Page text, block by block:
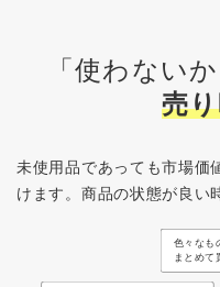
「使わない
売
未使用品であっても市場価
けます。 商品の状態が良い
色々なも
まとめて